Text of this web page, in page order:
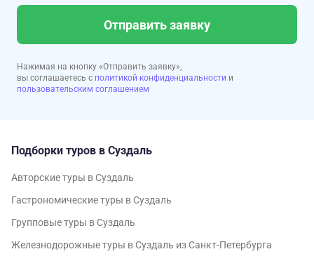
Отправить заявку
Нажимая на кнопку «Отправить заявку»,
вы соглашаетесь с политикой конфиденциальности и
пользовательским соглашением
Подборки туров в Суздаль
Авторские туры в Суздаль
Гастрономические туры в Суздаль
Групповые туры в Суздаль
Железнодорожные туры в Суздаль из Санкт-Петербурга